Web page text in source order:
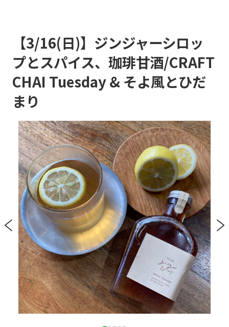
【3/16(日)】ジンジャーシロッ
プとスパイス、珈琲甘酒/CRAFT
CHAI Tuesday & そよ風とひだ
まり